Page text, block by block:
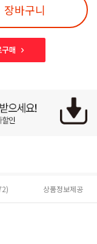
장바구니
) 상품정보제공